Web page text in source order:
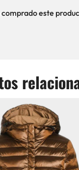
este